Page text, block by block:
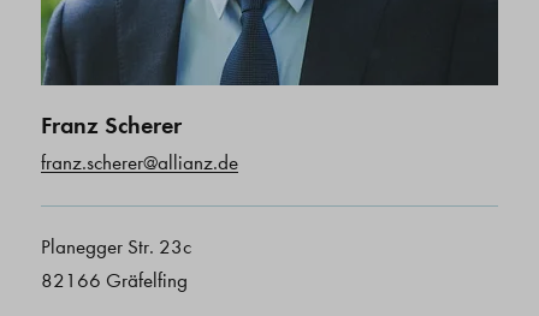
Franz Scherer
franz.scherer@allianz.de
Planegger Str. 23c
82166 Gräfelfing